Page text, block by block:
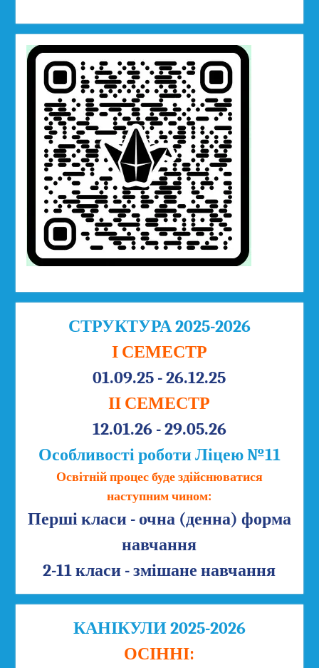
СТРУКТУРА 2025-2026
І СЕМЕСТР
01.09.25 - 26.12.25
ІІ СЕМЕСТР
12.01.26 - 29.05.26
Особливості роботи Ліцею №11
Освітній процес буде здійснюватися
наступним чином:
Перші класи - очна (денна) форма
навчання
2-11 класи - змішане навчання
КАНІКУЛИ 2025-2026
ОСІННІ: